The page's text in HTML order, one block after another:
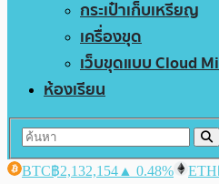
กระเป๋าเก็บเหรียญ
เครื่องขุด
เว็บขุดแบบ Cloud
ห้องเรียน
BTC฿2,132,154 ▲ 0.48% ETH